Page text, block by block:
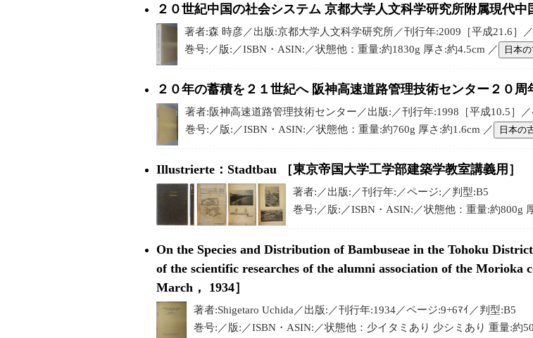
２０世紀中国の社会システム 京都大学人文科学研究所附属現代
著者:森 時彦／出版:京都大学人文科学研究所／刊行年:2009［平成21.6］
巻号:／版:／ISBN・ASIN:／状態他：重量:約1830g 厚さ:約4.5cm ／
日本
２０年の蓄積を２１世紀へ 阪神高速道路管理技術センター２０周
著者:阪神高速道路管理技術センター／出版:／刊行年:1998［平成10.5］
巻号:／版:／ISBN・ASIN:／状態他：重量:約760g 厚さ:約1.6cm ／
日本の
Illustrierte：Stadtbau ［東京帝国大学工学部建築学教室講義用］
著者:／出版:／刊行年:／ページ:／判型:B5
巻号:／版:／ISBN・ASIN:／状態他：重量:約800g
On the Species and Distribution of Bambuseae in the Tohoku
of the scientific researches of the alumni association of the Morioka
March， 1934］
著者:Shigetaro Uchida／出版:／刊行年:1934／ページ:9+6ﾏｲ／判型:B5
巻号:／版:／ISBN・ASIN:／状態他：少イタミあり 少シミあり 重量:約